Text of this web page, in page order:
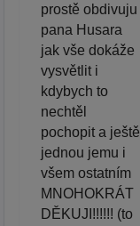
prostě obdivuju
pana Husara
jak vše dokáže
vysvětlit i
kdybych to
nechtěl
pochopit a ještě
jednou jemu i
všem ostatním
MNOHOKRÁT
DĚKUJI!!!!!! (to